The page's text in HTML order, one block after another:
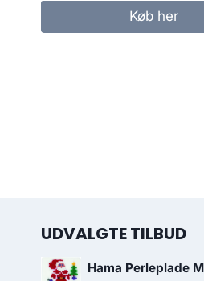
Køb her
UDVALGTE TILBUD
Hama Perleplade